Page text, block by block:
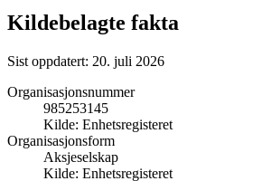
Kildebelagte fakta
Sist oppdatert: 20. juli 2026
Organisasjonsnummer
985253145
Kilde: Enhetsregisteret
Organisasjonsform
Aksjeselskap
Kilde: Enhetsregisteret